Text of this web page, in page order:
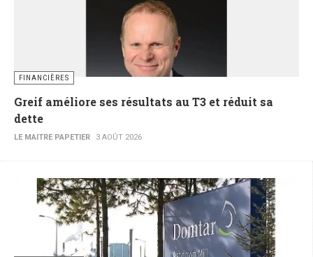
FINANCIÈRES
Greif améliore ses résultats au T3 et réduit sa
dette
LE MAITRE PAPETIER 3 AOÛT 2026